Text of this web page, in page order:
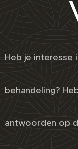
Heb je interesse
behandeling?
antwoorden op